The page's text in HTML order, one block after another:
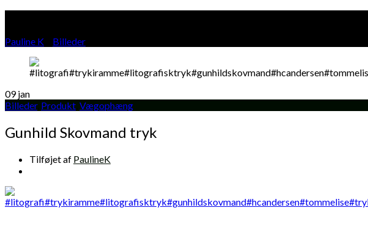
Pauline K Billeder
09jan
Billeder, Produkt Vægophæng
Gunhild Skovmand tryk
Tilføjet af PaulineK